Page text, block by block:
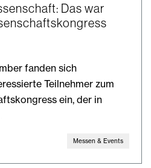
Das war
fanden sich
Teilnehmer zum
ein, der in
Messen & Events